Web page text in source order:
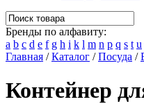
Бренды по алфавиту:
a b c d e f g h i k l m n p q s t u
Главная /Каталог /Посуда /
Контейнер